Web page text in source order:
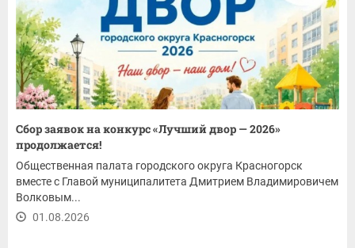
Сбор заявок на конкурс «Лучший двор — 2026»
продолжается!
Общественная палата городского округа Красногорск
вместе с Главой муниципалитета Дмитрием Владимировичем
Волковым...
01.08.2026